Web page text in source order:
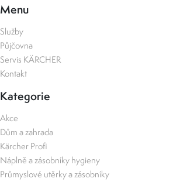
Menu
Služby
Půjčovna
Servis KÄRCHER
Kontakt
Kategorie
Akce
Dům a zahrada
Kärcher Profi
Náplně a zásobníky hygieny
Průmyslové utěrky a zásobníky